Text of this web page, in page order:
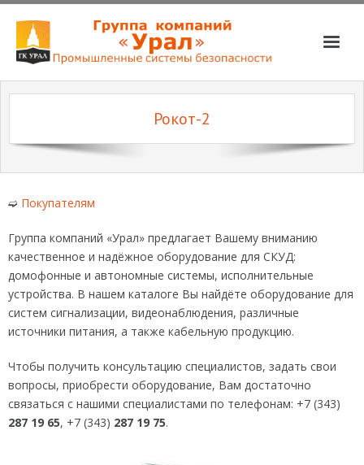
О компании
📞📧
Рокот-2
➫ Покупателям
Группа компаний «Урал» предлагает Вашему вниманию
качественное и надёжное оборудование для СКУД:
домофонные и автономные системы, исполнительные
устройства. В нашем каталоге Вы найдёте оборудование для
систем сигнализации, видеонаблюдения, различные
источники питания, а также кабельную продукцию.
Чтобы получить консультацию специалистов, задать свои
вопросы, приобрести оборудование, Вам достаточно
связаться с нашими специалистами по телефонам: +7 (343)
287 19 65, +7 (343) 287 19 75.